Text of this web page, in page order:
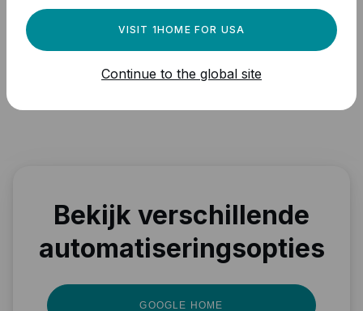
Daarna kunt u apparaten selecteren die u wilt
bedienen zodra de trigger wordt geactiveerd.
Bekijk verschillende
automatiseringsopties
GOOGLE HOME
VISIT 1HOME FOR USA
Continue to the global site